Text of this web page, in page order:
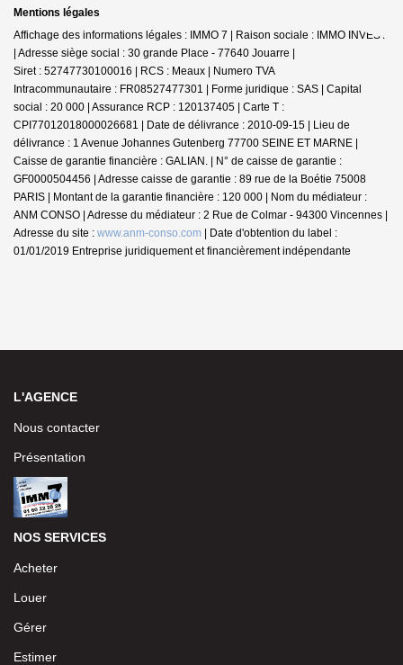
Mentions légales
Affichage des informations légales : IMMO 7 | Raison sociale : IMMO INVEST
| Adresse siège social : 30 grande Place - 77640 Jouarre |
Siret : 52747730100016 | RCS : Meaux | Numero TVA
Intracommunautaire : FR08527477301 | Forme juridique : SAS | Capital
social : 20 000 | Assurance RCP : 120137405 | Carte T :
CPI77012018000026681 | Date de délivrance : 2010-09-15 | Lieu de
délivrance : 1 Avenue Johannes Gutenberg 77700 SEINE ET MARNE |
Caisse de garantie financière : GALIAN. | N° de caisse de garantie :
GF0000504456 | Adresse caisse de garantie : 89 rue de la Boétie 75008
PARIS | Montant de la garantie financière : 120 000 | Nom du médiateur :
ANM CONSO | Adresse du médiateur : 2 Rue de Colmar - 94300 Vincennes |
Adresse du site : www.anm-conso.com | Date d'obtention du label :
01/01/2019 Entreprise juridiquement et financièrement indépendante
L'AGENCE
Nous contacter
Présentation
NOS SERVICES
Acheter
Louer
Gérer
Estimer